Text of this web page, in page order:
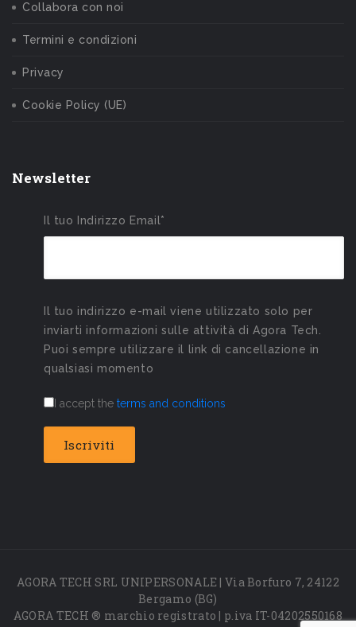
Collabora con noi
Termini e condizioni
Privacy
Cookie Policy (UE)
Newsletter
Il tuo Indirizzo Email*
Il tuo indirizzo e-mail viene utilizzato solo per
inviarti informazioni sulle attività di Agora Tech.
Puoi sempre utilizzare il link di cancellazione in
qualsiasi momento
I accept the terms and conditions
AGORA TECH SRL UNIPERSONALE | Via Borfuro 7, 24122
Bergamo (BG)
AGORA TECH ® marchio registrato | p.iva IT-04202550168